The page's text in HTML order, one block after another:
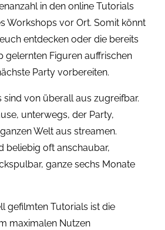
in den online Tutorials
Workshops vor Ort. Somit könnt
entdecken oder die bereits
gelernten Figuren auffrischen
Party vorbereiten.
sind von überall aus zugreifbar.
unterwegs, der Party,
Welt aus streamen.
beliebig oft anschaubar,
ganze sechs Monate
gefilmten Tutorials ist die
maximalen Nutzen